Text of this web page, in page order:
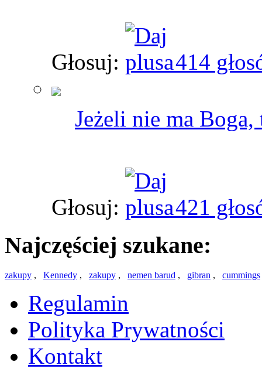
Głosuj: 414
Jeżeli nie ma
Głosuj: 421
Najczęściej szukane:
zakupy , Kennedy , zakupy , nemen barud , gibran , cummings
Regulamin
Polityka Prywatności
Kontakt